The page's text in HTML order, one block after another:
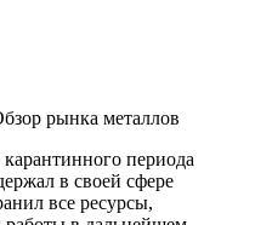
рынка металлов
периода
в своей сфере
все ресурсы,